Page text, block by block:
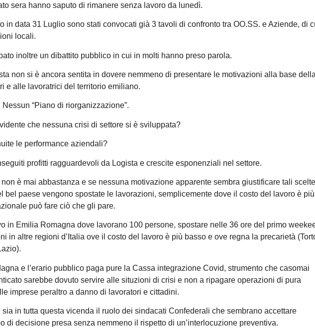
sera hanno saputo di rimanere senza lavoro da lunedì.
in data 31 Luglio sono stati convocati già 3 tavoli di confronto tra OO.SS. e Aziende, di
locali.
inoltre un dibattito pubblico in cui in molti hanno preso parola.
non si è ancora sentita in dovere nemmeno di presentare le motivazioni alla base della
e alle lavoratrici del territorio emiliano.
“Piano di riorganizzazione”.
che nessuna crisi di settore si è sviluppata?
le performance aziendali?
profitti ragguardevoli da Logista e crescite esponenziali nel settore.
è mai abbastanza e se nessuna motivazione apparente sembra giustificare tali
bel paese vengono spostate le lavorazioni, semplicemente dove il costo del lavoro è più
può fare ciò che gli pare.
in Emilia Romagna dove lavorano 100 persone, spostare nelle 36 ore del primo
in altre regioni d’Italia ove il costo del lavoro è più basso e ove regna la precarietà
e l’erario pubblico paga pure la Cassa integrazione Covid, strumento che casomai
sarebbe dovuto servire alle situzioni di crisi e non a ripagare operazioni di pura
imprese peraltro a danno di lavoratori e cittadini.
in tutta questa vicenda il ruolo dei sindacati Confederali che sembrano accettare
di decisione presa senza nemmeno il rispetto di un’interlocuzione preventiva.